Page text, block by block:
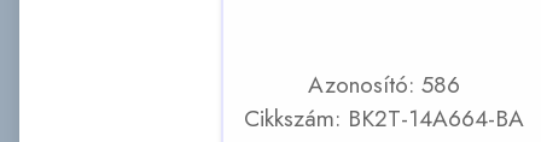
Azonosító: 586
Cikkszám: BK2T-14A664-BA